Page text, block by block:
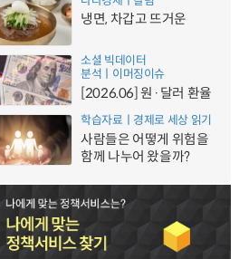
냉면, 차갑고 뜨거운
소셜 빅데이터
분석ㅣ이머징이슈
[2026.06] 원·달러 환율
학습자료ㅣ경제로 세상 읽기
사람들은 어떻게 위험을
함께 나누어 왔을까?